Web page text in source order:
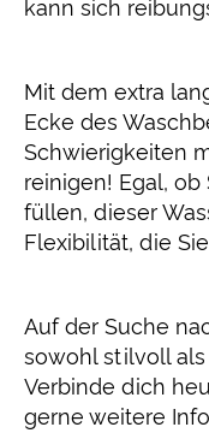
kann sich
Mit dem extra
Ecke des
Schwierigkeiten
reinigen! Egal,
füllen, dieser
Flexibilität, die
Auf der Suche
sowohl stilvoll
Verbinde dich
gerne weitere